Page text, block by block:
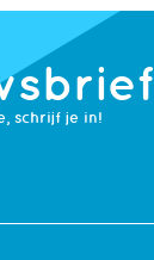
schrijf je in!